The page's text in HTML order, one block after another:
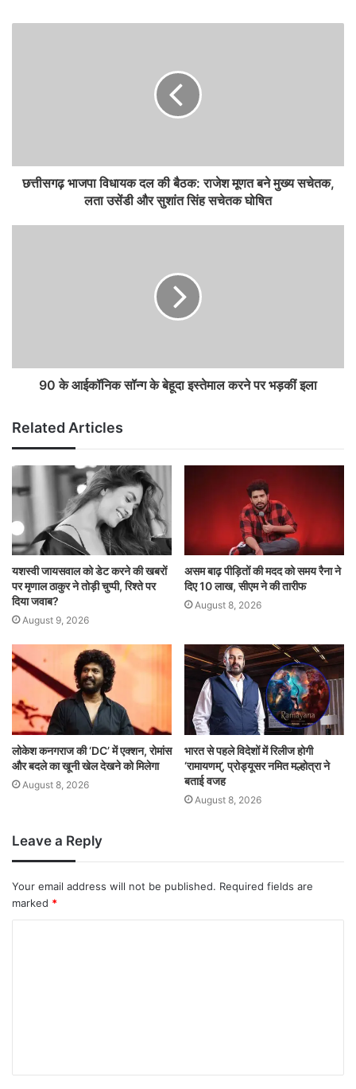
छत्तीसगढ़ भाजपा विधायक दल की बैठक: राजेश मूणत बने मुख्य सचेतक,
लता उसेंडी और सुशांत सिंह सचेतक घोषित
90 के आईकॉनिक सॉन्ग के बेहूदा इस्तेमाल करने पर भड़कीं इला
Related Articles
यशस्वी जायसवाल को डेट करने की खबरों
पर मृणाल ठाकुर ने तोड़ी चुप्पी, रिश्ते पर
दिया जवाब?
August 9, 2026
असम बाढ़ पीड़ितों की मदद को समय रैना ने
दिए 10 लाख, सीएम ने की तारीफ
August 8, 2026
लोकेश कनगराज की ‘DC’ में एक्शन, रोमांस
और बदले का खूनी खेल देखने को मिलेगा
August 8, 2026
भारत से पहले विदेशों में रिलीज होगी
‘रामायणम्’, प्रोड्यूसर नमित मल्होत्रा ने
बताई वजह
August 8, 2026
Leave a Reply
Your email address will not be published. Required fields are
marked *